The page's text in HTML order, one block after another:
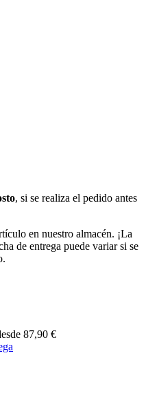
, si se realiza el pedido antes
en nuestro almacén. ¡La
de entrega puede variar si se
87,90 €